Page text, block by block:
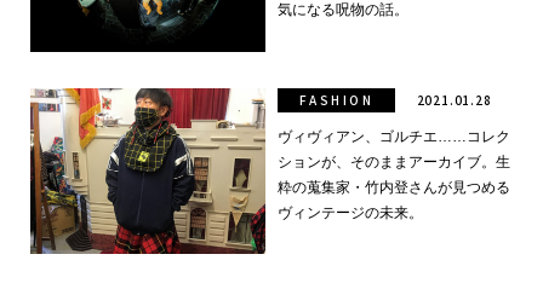
気になる呪物の話。
ヴィヴィアン、ゴルチエ……コレク
ションが、そのままアーカイブ。生
粋の蒐集家・竹内登さんが見つめる
ヴィンテージの未来。
FASHION 2021.01.28